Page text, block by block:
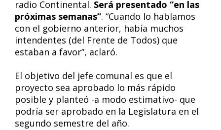
radio Continental. Será presentado “en las
próximas semanas”. “Cuando lo hablamos
con el gobierno anterior, había muchos
intendentes (del Frente de Todos) que
estaban a favor”, aclaró.
El objetivo del jefe comunal es que el
proyecto sea aprobado lo más rápido
posible y planteó -a modo estimativo- que
podría ser aprobado en la Legislatura en el
segundo semestre del año.